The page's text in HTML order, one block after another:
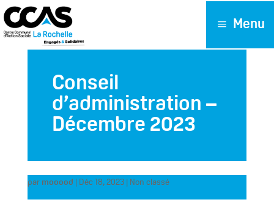
Menu
Conseil
d’administration –
Décembre 2023
par mooood Déc 18, 2023| Non classé